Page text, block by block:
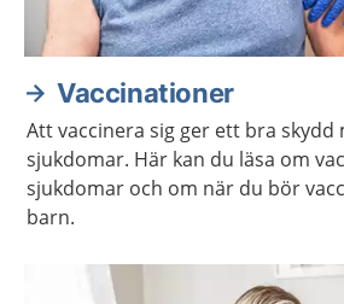
Vaccinationer
Att vaccinera sig ger ett bra
sjukdomar. Här kan du läsa om
sjukdomar och om när du bör
barn.